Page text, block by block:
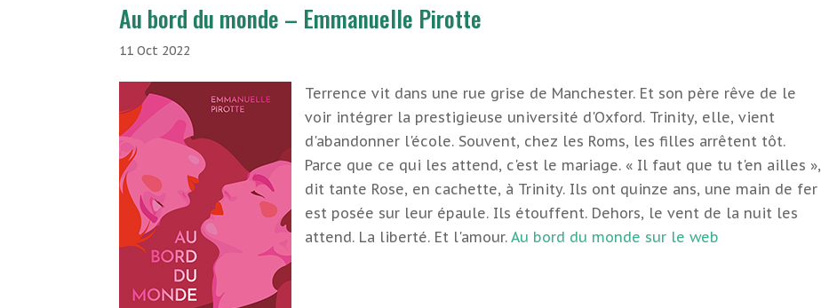
Au bord du monde – Emmanuelle Pirotte
11 Oct 2022
Terrence vit dans une rue grise de Manchester. Et son père rêve de le
voir intégrer la prestigieuse université d'Oxford. Trinity, elle, vient
d'abandonner l'école. Souvent, chez les Roms, les filles arrêtent tôt.
Parce que ce qui les attend, c'est le mariage. « Il faut que tu t'en ailles »,
dit tante Rose, en cachette, à Trinity. Ils ont quinze ans, une main de fer
est posée sur leur épaule. Ils étouffent. Dehors, le vent de la nuit les
attend. La liberté. Et l'amour.Au bord du monde sur le web